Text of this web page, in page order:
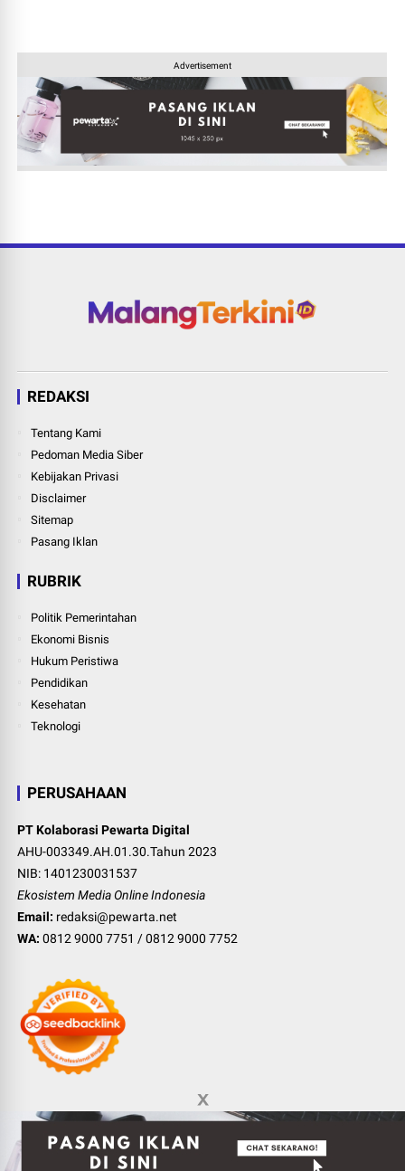
Advertisement
REDAKSI
Tentang Kami
Pedoman Media Siber
Kebijakan Privasi
Disclaimer
Sitemap
Pasang Iklan
RUBRIK
Politik Pemerintahan
Ekonomi Bisnis
Hukum Peristiwa
Pendidikan
Kesehatan
Teknologi
PERUSAHAAN
PT Kolaborasi Pewarta Digital
AHU-003349.AH.01.30.Tahun 2023
NIB: 1401230031537
Ekosistem Media Online Indonesia
Email: redaksi@pewarta.net
WA: 0812 9000 7751 /0812 9000 7752
© 2026 Pewarta Network -Indonesia digital media ecosystem